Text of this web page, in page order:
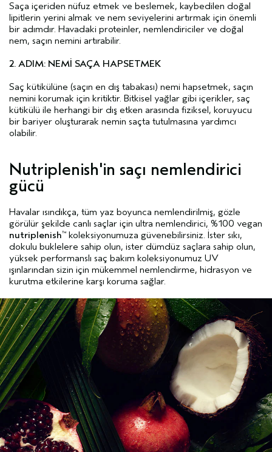
Saça içeriden nüfuz etmek ve beslemek, kaybedilen doğal
lipitlerin yerini almak ve nem seviyelerini artırmak için önemli
bir adımdır. Havadaki proteinler, nemlendiriciler ve doğal
nem, saçın nemini artırabilir.
2. ADIM: NEMİ SAÇA HAPSETMEK
Saç kütikülüne (saçın en dış tabakası) nemi hapsetmek, saçın
nemini korumak için kritiktir. Bitkisel yağlar gibi içerikler, saç
kütikülü ile herhangi bir dış etken arasında fiziksel, koruyucu
bir bariyer oluşturarak nemin saçta tutulmasına yardımcı
olabilir.
Nutriplenish'in saçı nemlendirici
gücü
Havalar ısındıkça, tüm yaz boyunca nemlendirilmiş, gözle
görülür şekilde canlı saçlar için ultra nemlendirici, %100 vegan
nutriplenish™ koleksiyonumuza güvenebilirsiniz. İster sıkı,
dokulu buklelere sahip olun, ister dümdüz saçlara sahip olun,
yüksek performanslı saç bakım koleksiyonumuz UV
ışınlarından sizin için mükemmel nemlendirme, hidrasyon ve
kurutma etkilerine karşı koruma sağlar.